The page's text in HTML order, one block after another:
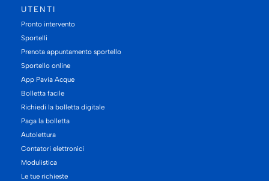
UTENTI
Pronto intervento
Sportelli
Prenota appuntamento sportello
Sportello online
App Pavia Acque
Bolletta facile
Richiedi la bolletta digitale
Paga la bolletta
Autolettura
Contatori elettronici
Modulistica
Le tue richieste